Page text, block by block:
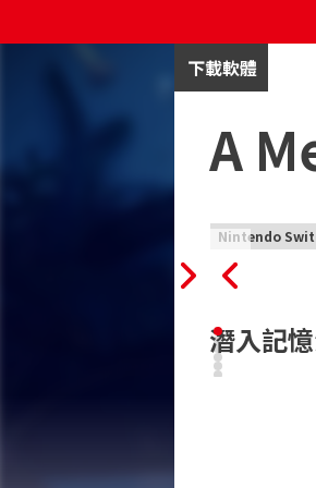
下載軟體
A
Nintendo
潛入記